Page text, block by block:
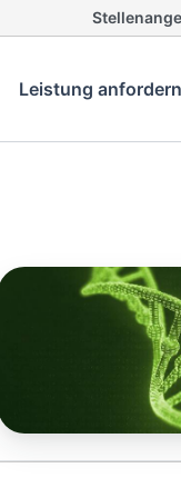
Leistung anfordern